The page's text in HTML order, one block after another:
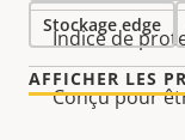
Indice de
Conçu pour
Stockage edge
AFFICHER LES